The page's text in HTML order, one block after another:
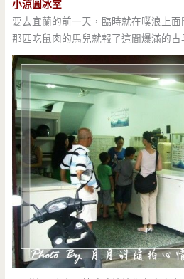
小涼圓冰室
要去宜蘭的前一天，臨時就在噗浪上面
那匹吃鼠肉的馬兒就報了這間爆滿的古